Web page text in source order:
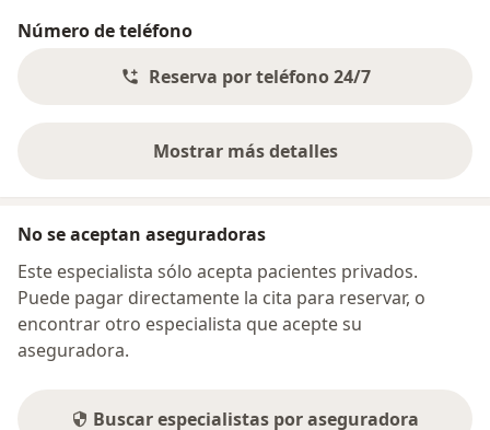
Número de teléfono
Reserva por teléfono 24/7
Mostrar más detalles
sobre la dirección
No se aceptan aseguradoras
Este especialista sólo acepta pacientes privados.
Puede pagar directamente la cita para reservar, o
encontrar otro especialista que acepte su
aseguradora.
Buscar especialistas por aseguradora